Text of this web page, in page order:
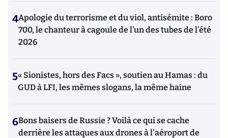
4Apologie du terrorisme et du viol, antisémite : Boro
700, le chanteur à cagoule de l’un des tubes de l’été
2026
5« Sionistes, hors des Facs », soutien au Hamas : du
GUD à LFI, les mêmes slogans, la même haine
6Bons baisers de Russie ? Voilà ce qui se cache
derrière les attaques aux drones à l'aéroport de